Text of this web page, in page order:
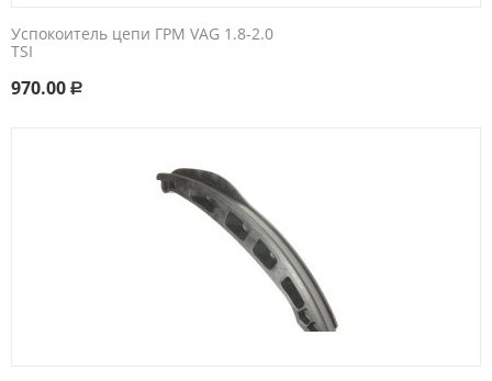
Успокоитель цепи ГРМ VAG 1.8-2.0
TSI
970.00 Р